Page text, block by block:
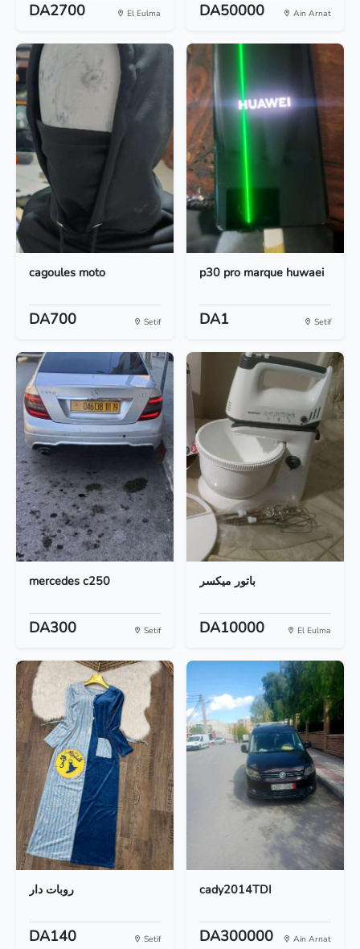
DA2700 El Eulma DA50000 Ain Arnat
cagoules moto
DA700 Setif
p30 pro marque huwaei
DA1 Setif
mercedes c250
DA300 Setif
باتور ميكسر
DA10000 El Eulma
روبات دار
DA140 Setif
cady2014TDI
DA300000 Ain Arnat